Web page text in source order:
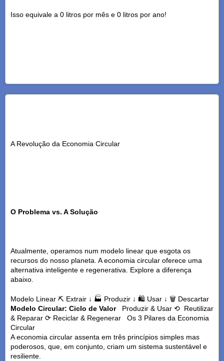
Isso equivale a 0 litros por mês e 0 litros por ano!
A Revolução da Economia Circular
O Problema vs. A Solução
Atualmente, operamos num modelo linear que esgota os
recursos do nosso planeta. A economia circular oferece uma
alternativa inteligente e regenerativa. Explore a diferença
abaixo.
Modelo Linear ⛏️ Extrair ↓ 🏭 Produzir ↓ 🛍️ Usar ↓ 🗑️ Descartar
Modelo Circular: Ciclo de ValorProduzir & Usar ⟲ Reutilizar
& Reparar ⟳ Reciclar & Regenerar Os 3 Pilares da Economia
Circular
A economia circular assenta em três princípios simples mas
poderosos, que, em conjunto, criam um sistema sustentável e
resiliente.